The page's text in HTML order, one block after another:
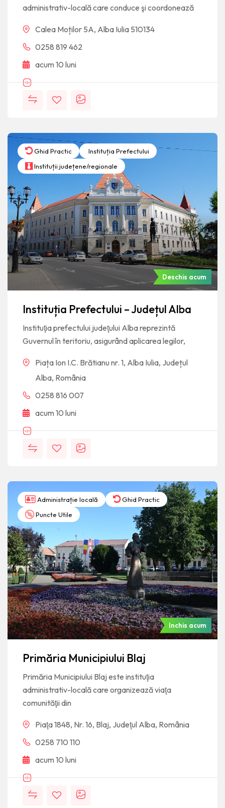
administrativ-locală care conduce şi coordonează
Calea Moților 5A, Alba Iulia 510134
0258 819 462
acum 10 luni
Ghid Practic
Instituția Prefectului
Instituții județene/regionale
Deschis acum
Instituția Prefectului – Județul Alba
Instituţia prefectului judeţului Alba reprezintă
Guvernul în teritoriu, asigurând aplicarea legilor,
Piața Ion I.C. Brătianu nr. 1, Alba Iulia, Județul
Alba, România
0258 816 007
acum 10 luni
Administrație locală
Ghid Practic
Puncte Utile
Inchis acum
Primăria Municipiului Blaj
Primăria Municipiului Blaj este instituţia
administrativ-locală care organizează viaţa
comunităţii din
Piaţa 1848, Nr. 16, Blaj, Judeţul Alba, România
0258 710 110
acum 10 luni